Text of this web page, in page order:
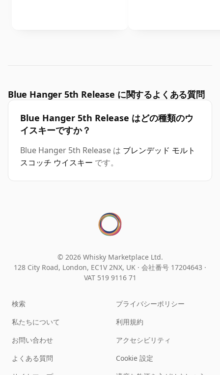
Blue Hanger 5th Release に関するよくある質問
Blue Hanger 5th Release はどの種類のウ
イスキーですか？
Blue Hanger 5th Release は ブレンデッド モルト
スコッチ ウイスキー です。
© 2026 Whisky Marketplace Ltd.
128 City Road, London, EC1V 2NX, UK · 会社番号 17204643 ·
VAT 519 9116 71
検索
私たちについて
お問い合わせ
よくある質問
プライバシーポリシー
利用規約
アクセシビリティ
Cookie 設定